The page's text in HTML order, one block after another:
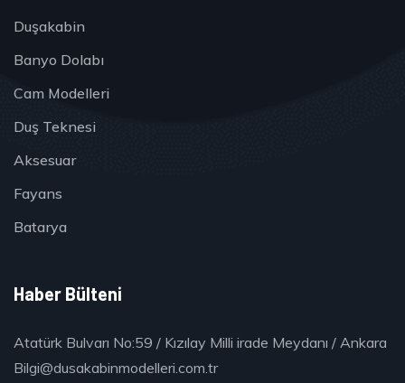
Duşakabin
Banyo Dolabı
Cam Modelleri
Duş Teknesi
Aksesuar
Fayans
Batarya
Haber Bülteni
Atatürk Bulvarı No:59 / Kızılay Milli irade Meydanı / Ankara
Bilgi@dusakabinmodelleri.com.tr